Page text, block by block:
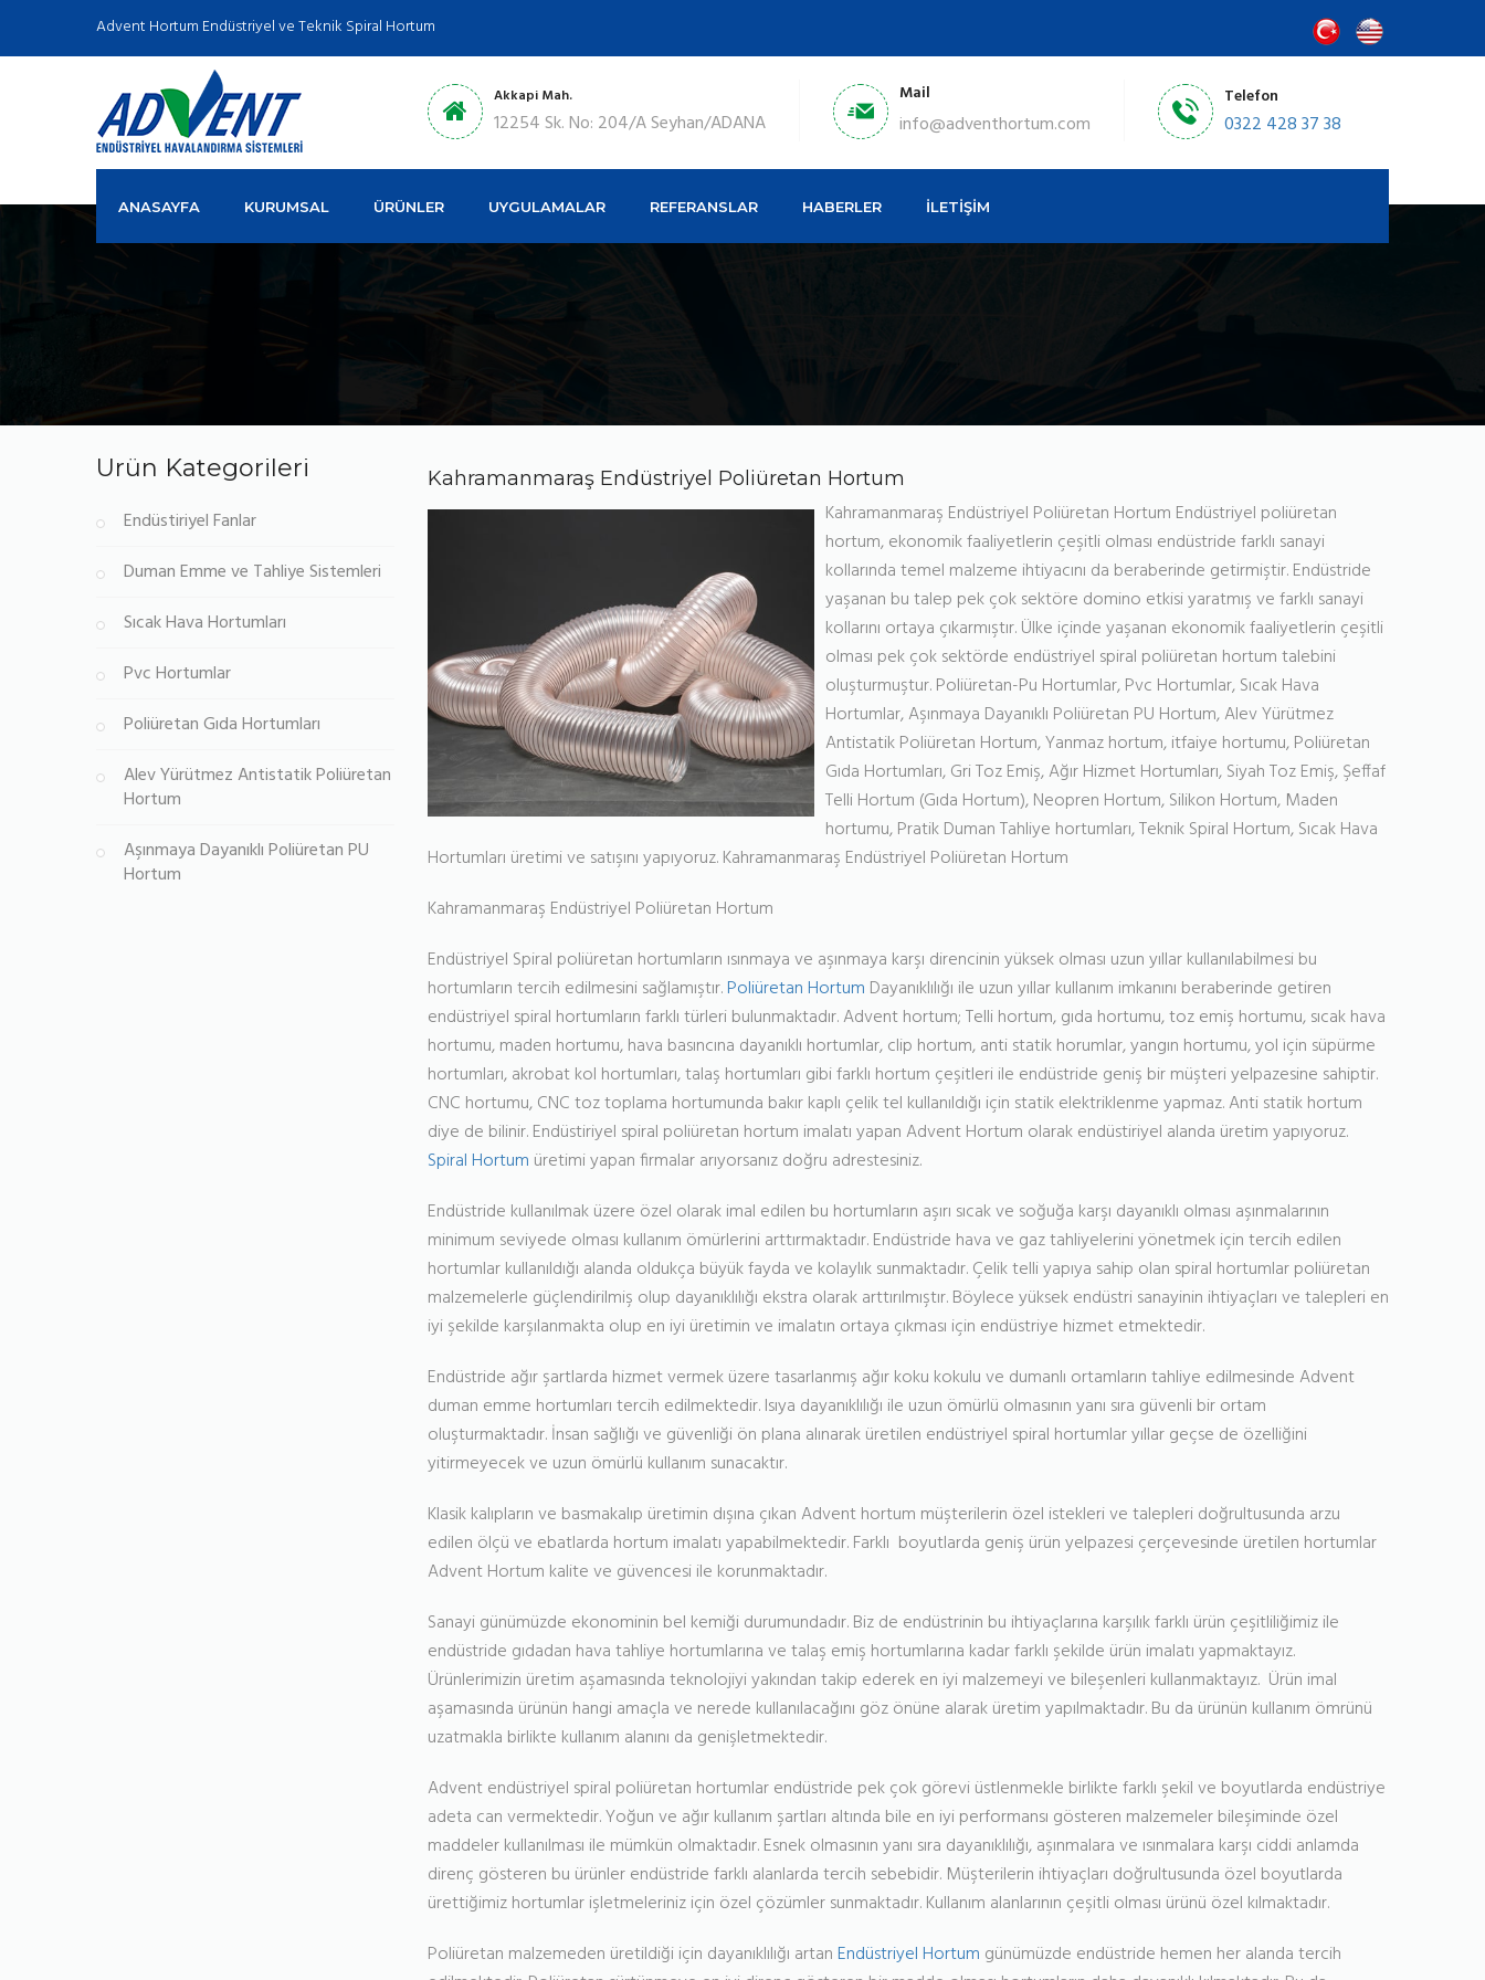
Advent Hortum Endüstriyel ve Teknik Spiral Hortum
Akkapi Mah.
12254 Sk. No: 204/A Seyhan/ADANA
Mail
info@adventhortum.com
Telefon
0322 428 37 38
ANASAYFA KURUMSAL ÜRÜNLER UYGULAMALAR REFERANSLAR HABERLER İLETİŞİM
Ürün Kategorileri
Endüstiriyel Fanlar
Duman Emme ve Tahliye Sistemleri
Sıcak Hava Hortumları
Pvc Hortumlar
Poliüretan Gıda Hortumları
Alev Yürütmez Antistatik Poliüretan
Hortum
Aşınmaya Dayanıklı Poliüretan PU
Hortum
Kahramanmaraş Endüstriyel Poliüretan Hortum
Kahramanmaraş Endüstriyel Poliüretan Hortum Endüstriyel poliüretan
hortum, ekonomik faaliyetlerin çeşitli olması endüstride farklı sanayi
kollarında temel malzeme ihtiyacını da beraberinde getirmiştir. Endüstride
yaşanan bu talep pek çok sektöre domino etkisi yaratmış ve farklı sanayi
kollarını ortaya çıkarmıştır. Ülke içinde yaşanan ekonomik faaliyetlerin çeşitli
olması pek çok sektörde endüstriyel spiral poliüretan hortum talebini
oluşturmuştur. Poliüretan-Pu Hortumlar, Pvc Hortumlar, Sıcak Hava
Hortumlar, Aşınmaya Dayanıklı Poliüretan PU Hortum, Alev Yürütmez
Antistatik Poliüretan Hortum, Yanmaz hortum, itfaiye hortumu, Poliüretan
Gıda Hortumları, Gri Toz Emiş, Ağır Hizmet Hortumları, Siyah Toz Emiş, Şeffaf
Telli Hortum (Gıda Hortum), Neopren Hortum, Silikon Hortum, Maden
hortumu, Pratik Duman Tahliye hortumları, Teknik Spiral Hortum, Sıcak Hava
Hortumları üretimi ve satışını yapıyoruz. Kahramanmaraş Endüstriyel Poliüretan Hortum
Kahramanmaraş Endüstriyel Poliüretan Hortum
Endüstriyel Spiral poliüretan hortumların ısınmaya ve aşınmaya karşı direncinin yüksek olması uzun yıllar kullanılabilmesi bu
hortumların tercih edilmesini sağlamıştır.Poliüretan Hortum Dayanıklılığı ile uzun yıllar kullanım imkanını beraberinde getiren
endüstriyel spiral hortumların farklı türleri bulunmaktadır. Advent hortum; Telli hortum, gıda hortumu, toz emiş hortumu, sıcak hava
hortumu, maden hortumu, hava basıncına dayanıklı hortumlar, clip hortum, anti statik horumlar, yangın hortumu, yol için süpürme
hortumları, akrobat kol hortumları, talaş hortumları gibi farklı hortum çeşitleri ile endüstride geniş bir müşteri yelpazesine sahiptir.
CNC hortumu, CNC toz toplama hortumunda bakır kaplı çelik tel kullanıldığı için statik elektriklenme yapmaz. Anti statik hortum
diye de bilinir. Endüstiriyel spiral poliüretan hortum imalatı yapan Advent Hortum olarak endüstiriyel alanda üretim yapıyoruz.
Spiral Hortum üretimi yapan firmalar arıyorsanız doğru adrestesiniz.
Endüstride kullanılmak üzere özel olarak imal edilen bu hortumların aşırı sıcak ve soğuğa karşı dayanıklı olması aşınmalarının
minimum seviyede olması kullanım ömürlerini arttırmaktadır. Endüstride hava ve gaz tahliyelerini yönetmek için tercih edilen
hortumlar kullanıldığı alanda oldukça büyük fayda ve kolaylık sunmaktadır. Çelik telli yapıya sahip olan spiral hortumlar poliüretan
malzemelerle güçlendirilmiş olup dayanıklılığı ekstra olarak arttırılmıştır. Böylece yüksek endüstri sanayinin ihtiyaçları ve talepleri en
iyi şekilde karşılanmakta olup en iyi üretimin ve imalatın ortaya çıkması için endüstriye hizmet etmektedir.
Endüstride ağır şartlarda hizmet vermek üzere tasarlanmış ağır koku kokulu ve dumanlı ortamların tahliye edilmesinde Advent
duman emme hortumları tercih edilmektedir. Isıya dayanıklılığı ile uzun ömürlü olmasının yanı sıra güvenli bir ortam
oluşturmaktadır. İnsan sağlığı ve güvenliği ön plana alınarak üretilen endüstriyel spiral hortumlar yıllar geçse de özelliğini
yitirmeyecek ve uzun ömürlü kullanım sunacaktır.
Klasik kalıpların ve basmakalıp üretimin dışına çıkan Advent hortum müşterilerin özel istekleri ve talepleri doğrultusunda arzu
edilen ölçü ve ebatlarda hortum imalatı yapabilmektedir. Farklı boyutlarda geniş ürün yelpazesi çerçevesinde üretilen hortumlar
Advent Hortum kalite ve güvencesi ile korunmaktadır.
Sanayi günümüzde ekonominin bel kemiği durumundadır. Biz de endüstrinin bu ihtiyaçlarına karşılık farklı ürün çeşitliliğimiz ile
endüstride gıdadan hava tahliye hortumlarına ve talaş emiş hortumlarına kadar farklı şekilde ürün imalatı yapmaktayız.
Ürünlerimizin üretim aşamasında teknolojiyi yakından takip ederek en iyi malzemeyi ve bileşenleri kullanmaktayız. Ürün imal
aşamasında ürünün hangi amaçla ve nerede kullanılacağını göz önüne alarak üretim yapılmaktadır. Bu da ürünün kullanım ömrünü
uzatmakla birlikte kullanım alanını da genişletmektedir.
Advent endüstriyel spiral poliüretan hortumlar endüstride pek çok görevi üstlenmekle birlikte farklı şekil ve boyutlarda endüstriye
adeta can vermektedir. Yoğun ve ağır kullanım şartları altında bile en iyi performansı gösteren malzemeler bileşiminde özel
maddeler kullanılması ile mümkün olmaktadır. Esnek olmasının yanı sıra dayanıklılığı, aşınmalara ve ısınmalara karşı ciddi anlamda
direnç gösteren bu ürünler endüstride farklı alanlarda tercih sebebidir. Müşterilerin ihtiyaçları doğrultusunda özel boyutlarda
ürettiğimiz hortumlar işletmeleriniz için özel çözümler sunmaktadır. Kullanım alanlarının çeşitli olması ürünü özel kılmaktadır.
Poliüretan malzemeden üretildiği için dayanıklılığı artan Endüstriyel Hortum günümüzde endüstride hemen her alanda tercih